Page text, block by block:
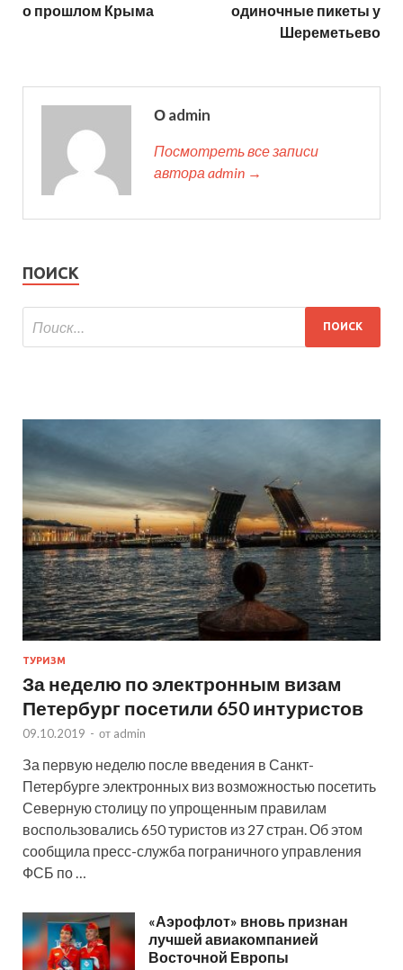
о прошлом Крыма
одиночные пикеты у
Шереметьево
О admin
Посмотреть все записи
автора admin →
ПОИСК
ТУРИЗМ
За неделю по электронным визам
Петербург посетили 650 интуристов
09.10.2019 - от admin
За первую неделю после введения в Санкт-
Петербурге электронных виз возможностью посетить
Северную столицу по упрощенным правилам
воспользовались 650 туристов из 27 стран. Об этом
сообщила пресс-служба пограничного управления
ФСБ по …
«Аэрофлот» вновь признан
лучшей авиакомпанией
Восточной Европы